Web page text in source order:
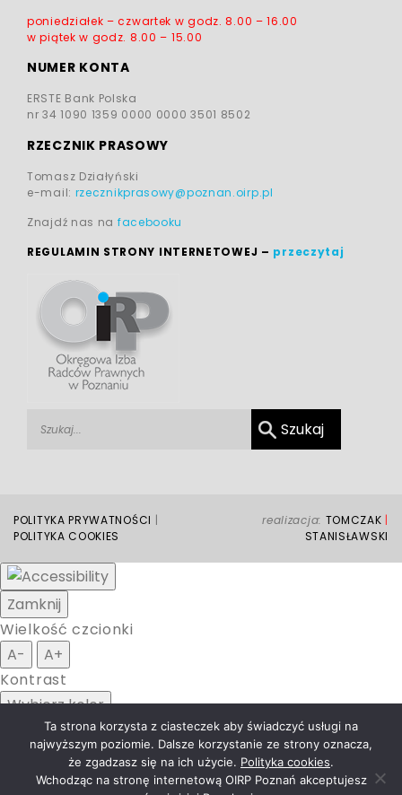
poniedziałek – czwartek w godz. 8.00 – 16.00
w piątek w godz. 8.00 – 15.00
NUMER KONTA
ERSTE Bank Polska
nr 34 1090 1359 0000 0000 3501 8502
RZECZNIK PRASOWY
Tomasz Działyński
e-mail: rzecznikprasowy@poznan.oirp.pl
Znajdź nas na facebooku
REGULAMIN STRONY INTERNETOWEJ – przeczytaj
POLITYKA PRYWATNOŚCI |
POLITYKA COOKIES
realizacja: TOMCZAK |
STANISŁAWSKI
Zamknij
Wielkość czcionki
A-
A+
Kontrast
Wybierz kolor
white green blue red orange
yellow
Usuń pliki cookie
Ta strona korzysta z ciasteczek aby świadczyć usługi na
najwyższym poziomie. Dalsze korzystanie ze strony oznacza,
że zgadzasz się na ich użycie. Polityka cookies.
Wchodząc na stronę internetową OIRP Poznań akceptujesz